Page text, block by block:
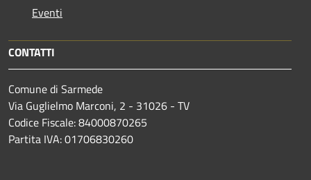
Eventi
CONTATTI
Comune di Sarmede
Via Guglielmo Marconi, 2 - 31026 - TV
Codice Fiscale: 84000870265
Partita IVA: 01706830260